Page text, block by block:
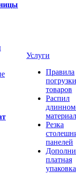
Услуги
Правила
погрузки
товаров
Распил
Резка
панелей
платная
упаковка